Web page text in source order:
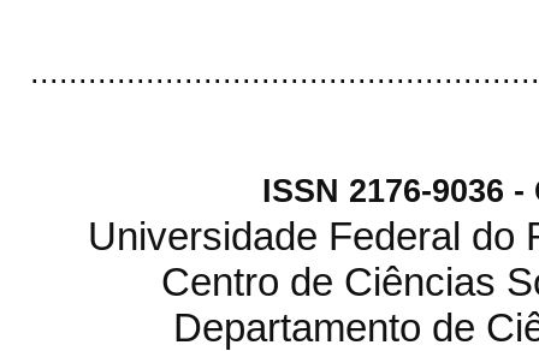
ISSN 2176-9036
Universidade Federal do
Centro de Ciências
Departamento de